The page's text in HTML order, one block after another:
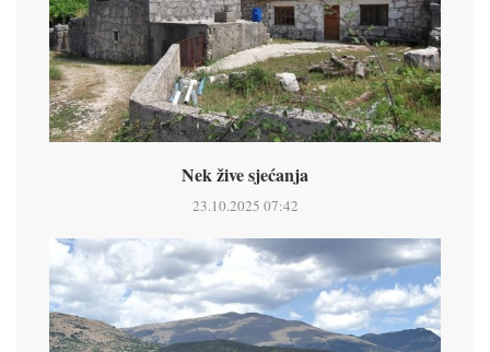
Nek žive sjećanja
23.10.2025 07:42